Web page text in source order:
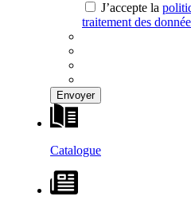
J’accepte la
traitement des
Catalogue